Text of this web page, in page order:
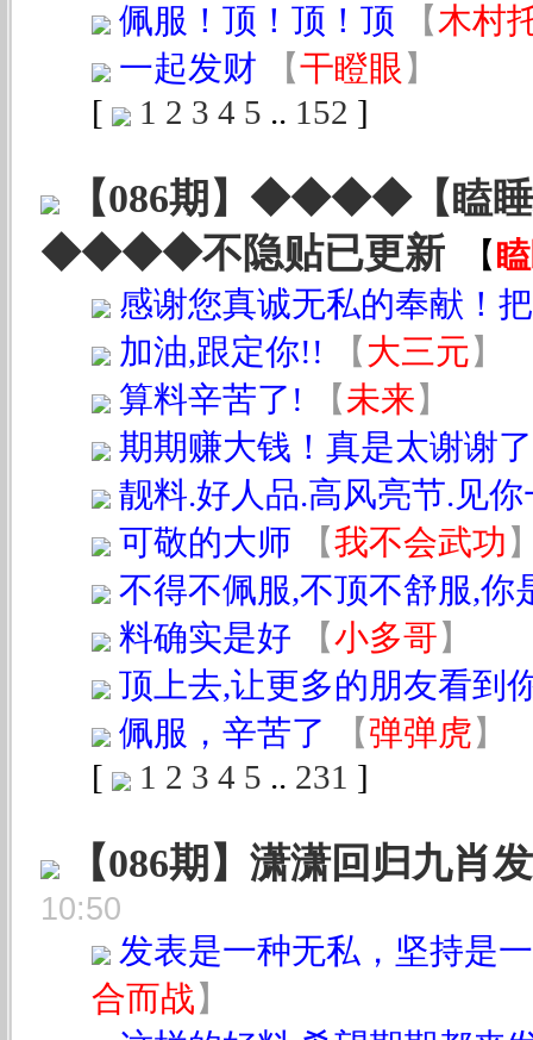
佩服！顶！顶！顶
【木村
一起发财
【干瞪眼 】
[
1 2 3 4 5 .. 152 ]
【086期】◆◆◆◆【瞌
◆◆◆◆不隐贴已更新
【
感谢您真诚无私的奉献！
加油,跟定你!!
【 大三元】
算料辛苦了!
【未来】
期期赚大钱！真是太谢谢了
靓料.好人品.高风亮节.见
可敬的大师
【我不会武功
不得不佩服,不顶不舒服,你
料确实是好
【小多哥】
顶上去,让更多的朋友看到
佩服，辛苦了
【弹弹虎】
[
1 2 3 4 5 .. 231 ]
【086期】潇潇回归九肖
10:50
发表是一种无私，坚持是
合而战】